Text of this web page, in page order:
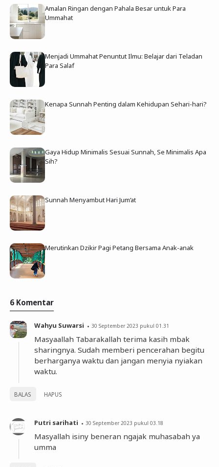
Amalan Ringan dengan Pahala Besar untuk Para
Ummahat
Menjadi Ummahat Penuntut Ilmu: Belajar dari Teladan
Para Salaf
Kenapa Sunnah Penting dalam Kehidupan Sehari-hari?
Gaya Hidup Minimalis Sesuai Sunnah, Se Minimalis Apa
Sih?
Sunnah Menyambut Hari Jum‘at
Merutinkan Dzikir Pagi Petang Bersama Anak-anak
6 Komentar
Wahyu Suwarsi 30 September 2023 pukul 01.31
Masyaallah Tabarakallah terima kasih mbak
sharingnya. Sudah memberi pencerahan begitu
berharganya waktu dan jangan menyia nyiakan
waktu.
BALAS HAPUS
Putri sarihati 30 September 2023 pukul 03.18
Masyallah isiny beneran ngajak muhasabah ya
umma